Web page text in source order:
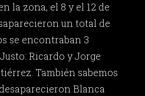
la zona, el 8 y el 12 de
un total de
se encontraban 3
Ricardo y Jorge
También sabemos
Blanca